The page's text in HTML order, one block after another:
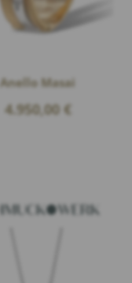
Anello Masai
4.950,00 €